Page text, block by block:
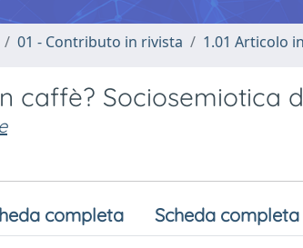
01 - Contributo in rivista 1.01 Articolo
caffè? Sociosemiotica
completa Scheda completa